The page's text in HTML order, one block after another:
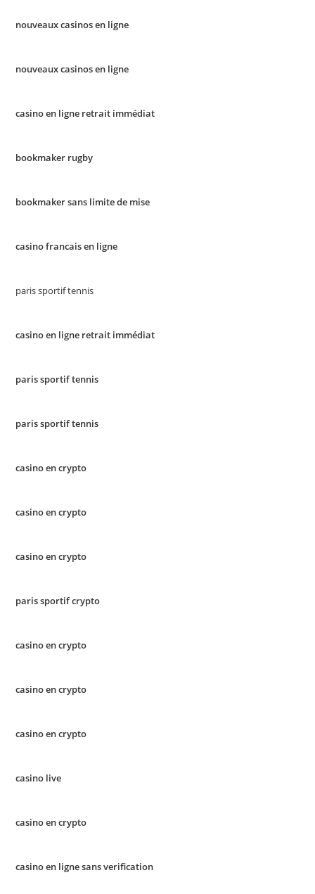
nouveaux casinos en ligne
nouveaux casinos en ligne
casino en ligne retrait immédiat
bookmaker rugby
bookmaker sans limite de mise
casino francais en ligne
paris sportif tennis
casino en ligne retrait immédiat
paris sportif tennis
paris sportif tennis
casino en crypto
casino en crypto
casino en crypto
paris sportif crypto
casino en crypto
casino en crypto
casino en crypto
casino live
casino en crypto
casino en ligne sans verification